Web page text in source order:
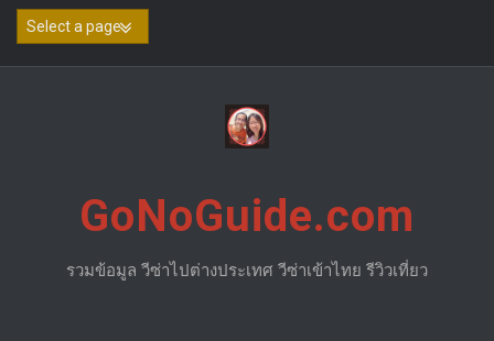
Skip
GoNoGuide.com
รวมข้อมูล วีซ่าไปต่างประเทศ วีซ่าเข้าไทย รีวิวเที่ยว